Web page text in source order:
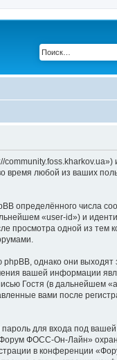
время любой из ваших
определённого числа
«user-id») и
просмотра одной из тем
однако они выходят
вашей информации
Гостя (в дальнейшем
вами после
для входа под вашей
ФОСС-Он-Лайн»
в конференции